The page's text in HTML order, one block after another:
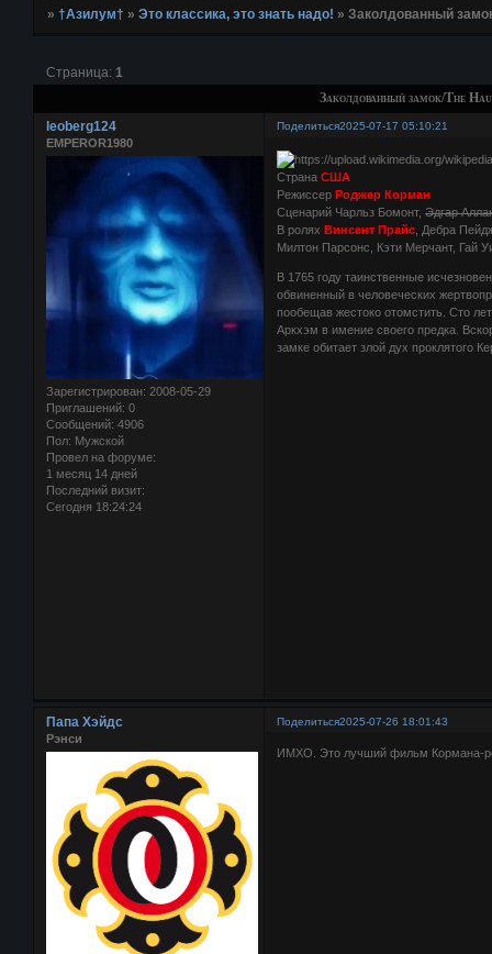
»†Азилум† »Это классика, это знать надо! »Заколдованный
Заколдованный замок/The
Страница: 1
Поделиться2025-07-17 05:10:21
leoberg124
EMPEROR1980
Зарегистрирован: 2008-05-29
Приглашений: 0
Сообщений: 4906
Пол: Мужской
Провел на форуме:
1 месяц 14 дней
Последний визит:
Сегодня 18:24:24
СтранаСША
РежиссерРоджер Корман
Сценарий Чарльз Бомонт,Эдгар
В ролях Винсент Прайс , Дебра
Милтон Парсонс, Кэти Мерчант, Гай
В 1765 году таинственные
обвиненный в человеческих
пообещав жестоко отомстить. Сто
Аркхэм в имение своего предка.
замке обитает злой дух проклятого
Поделиться2025-07-26 18:01:43
Папа Хэйдс
Рэнси
ИМХО. Это лучший фильм Кормана-